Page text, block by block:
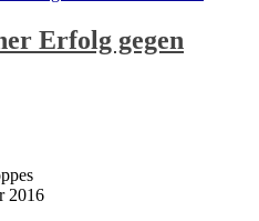
Erfolg gegen
2016